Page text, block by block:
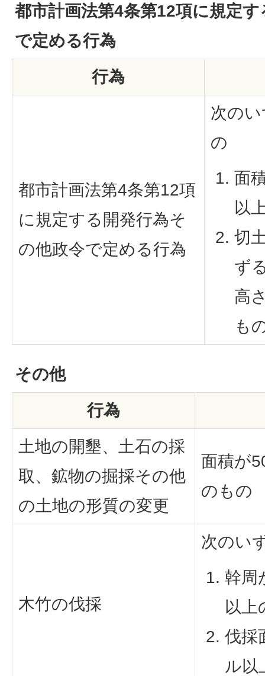
都市計画法第4条第12項に規定
で定める行為
行為
都市計画法第4条第12項
に規定する開発行為そ
の他政令で定める行為
次の
の
面
以
切
ず
高
も
その他
行為
土地の開墾、土石の採
取、鉱物の掘採その他
の土地の形質の変更
面積が
のもの
木竹の伐採
次のい
幹周
以上
伐採
ル以